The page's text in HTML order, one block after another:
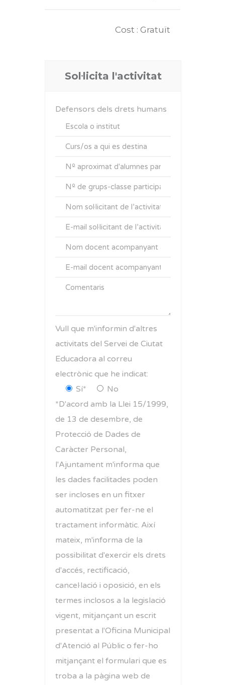
Cost : Gratuït
Sol·licita l'activitat
Defensors dels drets humans
Vull que m'informin d'altres
activitats del Servei de Ciutat
Educadora al correu
electrònic que he indicat:
Sí*
No
*D'acord amb la Llei 15/1999,
de 13 de desembre, de
Protecció de Dades de
Caràcter Personal,
l'Ajuntament m'informa que
les dades facilitades poden
ser incloses en un fitxer
automatitzat per fer-ne el
tractament informàtic. Així
mateix, m'informa de la
possibilitat d'exercir els drets
d'accés, rectificació,
cancel·lació i oposició, en els
termes inclosos a la legislació
vigent, mitjançant un escrit
presentat a l'Oficina Municipal
d'Atenció al Públic o fer-ho
mitjançant el formulari que es
troba a la pàgina web de